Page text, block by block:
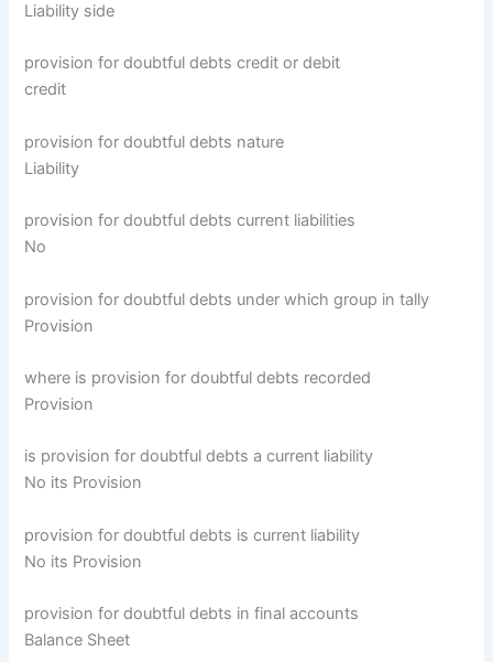
Liability side
provision for doubtful debts credit or debit
credit
provision for doubtful debts nature
Liability
provision for doubtful debts current liabilities
No
provision for doubtful debts under which group in tally
Provision
where is provision for doubtful debts recorded
Provision
is provision for doubtful debts a current liability
No its Provision
provision for doubtful debts is current liability
No its Provision
provision for doubtful debts in final accounts
Balance Sheet